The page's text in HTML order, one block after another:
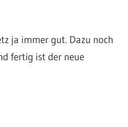
ja immer gut. Dazu noch
fertig ist der neue